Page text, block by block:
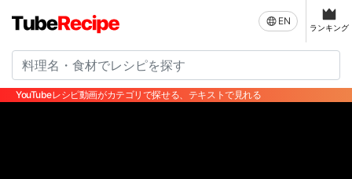
EN
ランキング
YouTubeレシピ動画がカテゴリで探せる、テキストで見れる